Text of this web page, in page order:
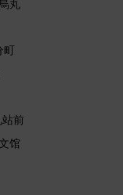
丸
町
前
馆